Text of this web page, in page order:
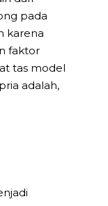
pada
karena
faktor
tas model
adalah,